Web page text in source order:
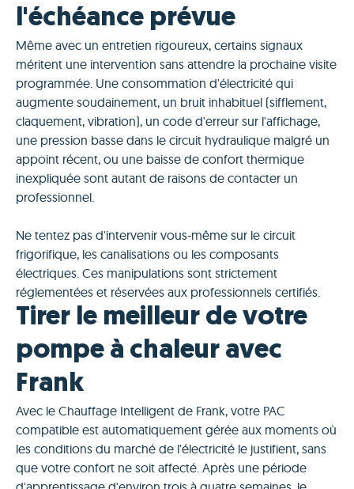
l'échéance prévue
Même avec un entretien rigoureux, certains signaux
méritent une intervention sans attendre la prochaine visite
programmée. Une consommation d'électricité qui
augmente soudainement, un bruit inhabituel (sifflement,
claquement, vibration), un code d'erreur sur l'affichage,
une pression basse dans le circuit hydraulique malgré un
appoint récent, ou une baisse de confort thermique
inexpliquée sont autant de raisons de contacter un
professionnel.
Ne tentez pas d'intervenir vous-même sur le circuit
frigorifique, les canalisations ou les composants
électriques. Ces manipulations sont strictement
réglementées et réservées aux professionnels certifiés.
Tirer le meilleur de votre
pompe à chaleur avec
Frank
Avec le Chauffage Intelligent de Frank, votre PAC
compatible est automatiquement gérée aux moments où
les conditions du marché de l'électricité le justifient, sans
que votre confort ne soit affecté. Après une période